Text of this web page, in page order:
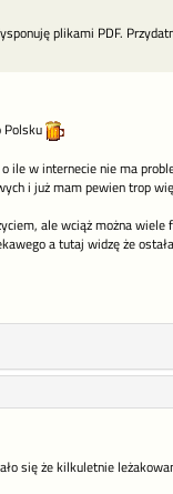
plikami PDF.
Polsku
w internecie nie ma
i już mam pewien trop
ale wciąż można
a tutaj widzę że
się że kilkuletnie